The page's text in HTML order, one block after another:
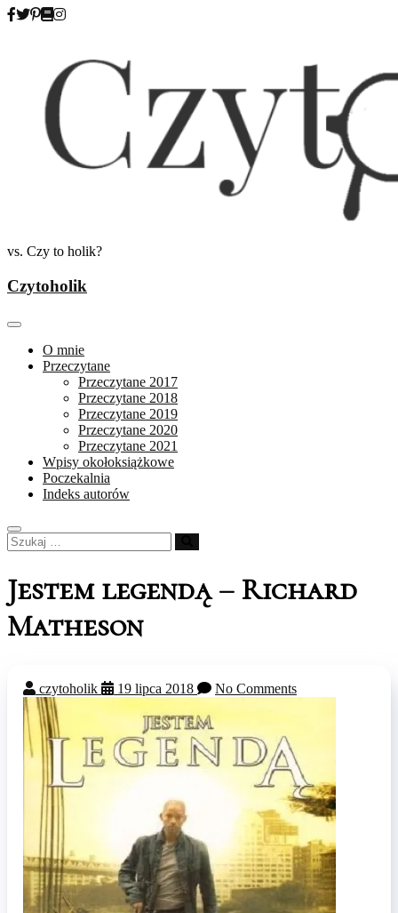
Skip
vs. Czy to holik?
Czytoholik
O mnie
Przeczytane
Przeczytane 2017
Przeczytane 2018
Przeczytane 2019
Przeczytane 2020
Przeczytane 2021
Wpisy okołoksiążkowe
Poczekalnia
Indeks autorów
Szukaj
…
Jestem legendą – Richard
Matheson
czytoholik 19 lipca 2018 No Comments